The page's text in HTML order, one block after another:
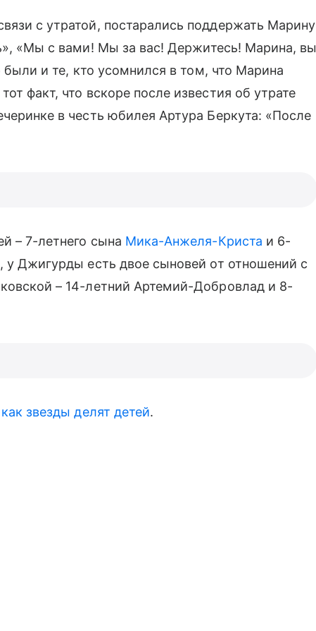
с утратой, постарались поддержать Марину
«Мы с вами! Мы за вас! Держитесь! Марина, вы
и те, кто усомнился в том, что Марина
факт, что вскоре после известия об утрате
в честь юбилея Артура Беркута: «После
– 7-летнего сына Мика-Анжеля-Криста и 6-
Джигурды есть двое сыновей от отношений с
– 14-летний Артемий-Добровлад и 8-
звезды делят детей.